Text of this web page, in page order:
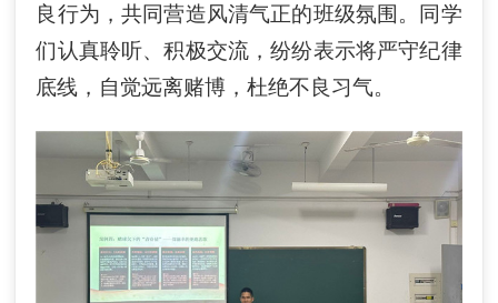
良行为，共同营造风清气正的班级氛围。同学
们认真聆听、积极交流，纷纷表示将严守纪律
底线，自觉远离赌博，杜绝不良习气。